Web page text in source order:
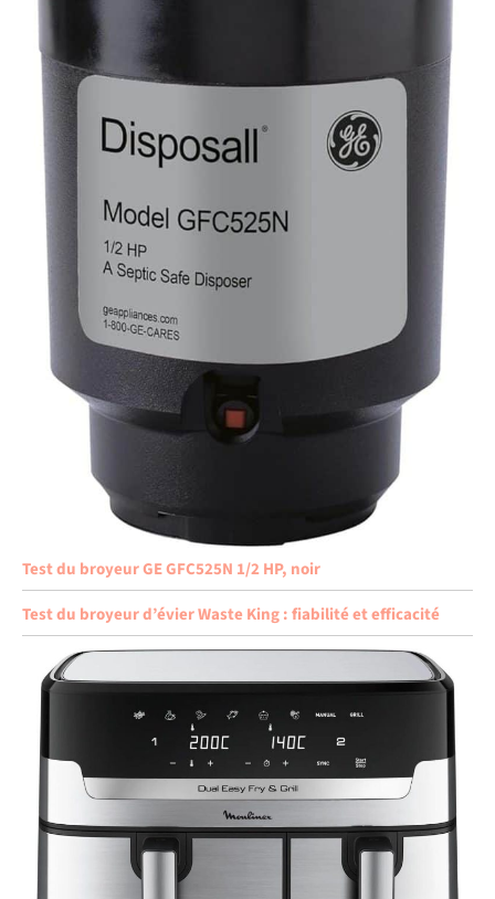
Test du broyeur GE GFC525N 1/2 HP, noir
Test du broyeur d’évier Waste King : fiabilité et efficacité